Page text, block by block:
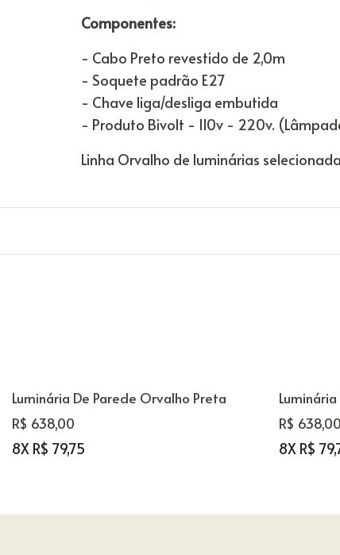
Componentes:
- Cabo Preto revestido de 2,0m
- Soquete padrão E27
- Chave liga/desliga embutida
- Produto Bivolt - 110v - 220v.
Linha Orvalho de luminárias
Luminária De Parede Orvalho Preta
R$ 638,00
8X R$ 79,75
R$ 638,00
8X R$